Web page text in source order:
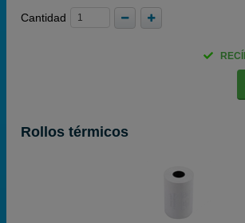
Cantidad
Rollos térmicos